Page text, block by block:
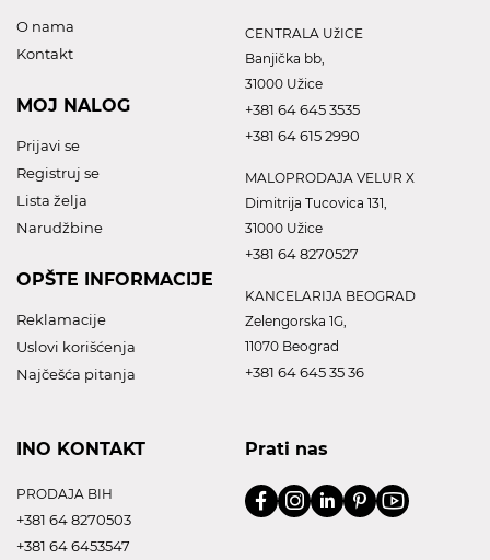
O nama
Kontakt
MOJ NALOG
Prijavi se
Registruj se
Lista želja
Narudžbine
OPŠTE INFORMACIJE
Reklamacije
Uslovi korišćenja
Najčešća pitanja
CENTRALA UžICE
Banjička bb,
31000 Užice
+381 64 645 3535
+381 64 615 2990
MALOPRODAJA VELUR X
Dimitrija Tucovica 131,
31000 Užice
+381 64 8270527
KANCELARIJA BEOGRAD
Zelengorska 1G,
11070 Beograd
+381 64 645 35 36
INO KONTAKT
PRODAJA BIH
+381 64 8270503
+381 64 6453547
Prati nas